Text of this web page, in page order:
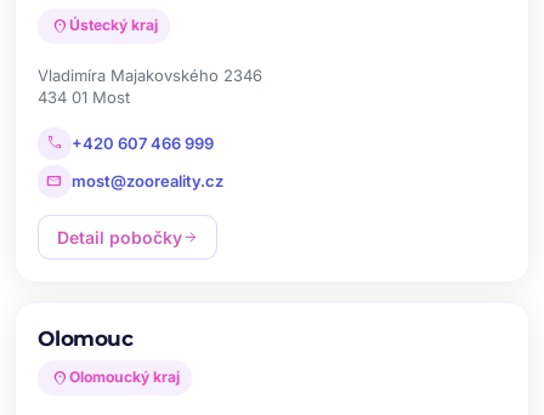
location_on Ústecký kraj
Vladimíra Majakovského 2346
434 01 Most
call +420 607 466 999
mail most@zooreality.cz
Detail pobočkyarrow_forward
Olomouc
location_on Olomoucký kraj